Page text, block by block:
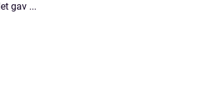
gav ...